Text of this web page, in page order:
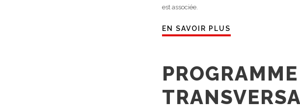
est associée.
EN SAVOIR PLUS